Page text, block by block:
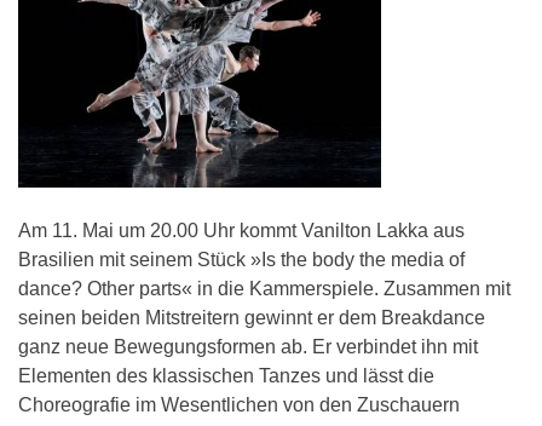
Am 11. Mai um 20.00 Uhr kommt Vanilton Lakka aus
Brasilien mit seinem Stück »Is the body the media of
dance? Other parts« in die Kammerspiele. Zusammen mit
seinen beiden Mitstreitern gewinnt er dem Breakdance
ganz neue Bewegungsformen ab. Er verbindet ihn mit
Elementen des klassischen Tanzes und lässt die
Choreografie im Wesentlichen von den Zuschauern